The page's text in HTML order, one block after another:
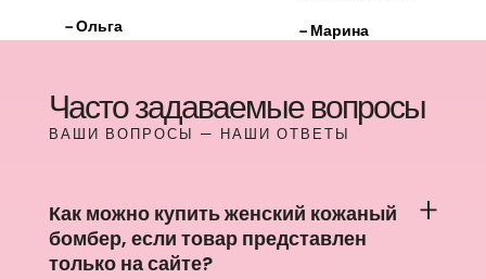
– Ольга – Марина
Часто задаваемые вопросы
ВАШИ ВОПРОСЫ — НАШИ ОТВЕТЫ
Как можно купить женский кожаный
бомбер, если товар представлен
только на сайте?